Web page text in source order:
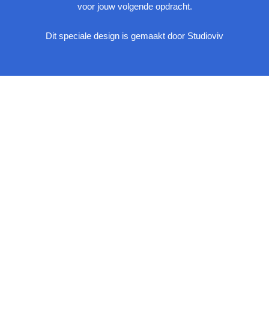
voor jouw volgende opdracht.
Dit speciale design is gemaakt door Studioviv